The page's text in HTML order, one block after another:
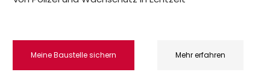
Meine Baustelle sichern Mehr erfahren